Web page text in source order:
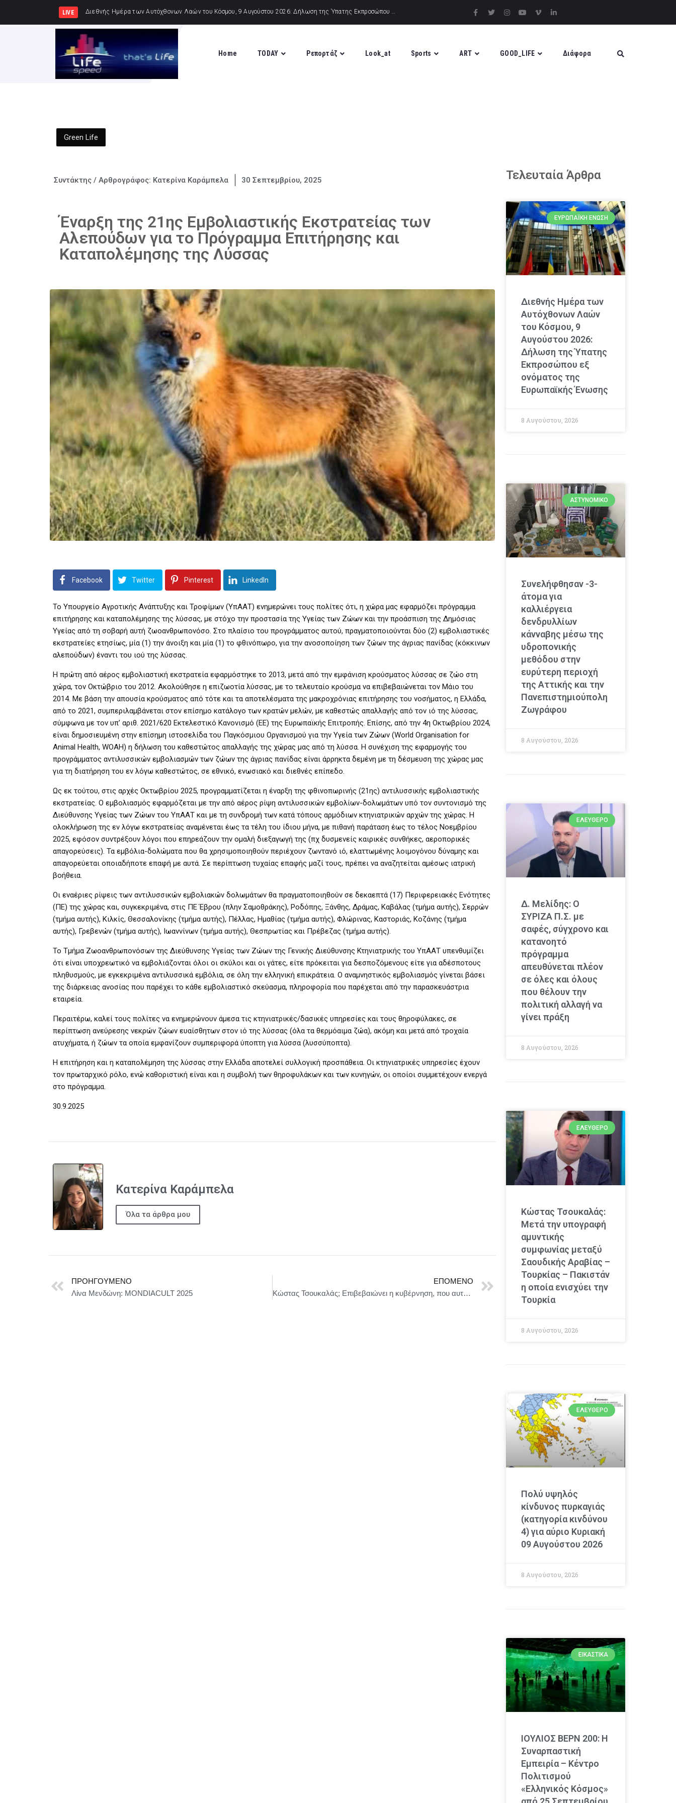
LIVE Συνελήφθησαν -3- άτο
Home TODAY Ρεπορτάζ Look_at Sports ART GOOD_LIFE Διάφορα
Green Life
Συντάκτης / Αρθρογράφος: Κατερίνα Καράμπελα 30 Σεπτεμβρίου, 2025
Έναρξη της 21ης Εμβολιαστικής Εκστρατείας των
Αλεπούδων για το Πρόγραμμα Επιτήρησης και
Καταπολέμησης της Λύσσας
Facebook Twitter Pinterest LinkedIn
Το Υπουργείο Αγροτικής Ανάπτυξης και Τροφίμων (ΥπΑΑΤ) ενημερώνει τους πολίτες ότι, η χώρα μας εφαρμόζει πρόγραμμα
επιτήρησης και καταπολέμησης της λύσσας, με στόχο την προστασία της Υγείας των Ζώων και την προάσπιση της Δημόσιας
Υγείας από τη σοβαρή αυτή ζωοανθρωπονόσο. Στο πλαίσιο του προγράμματος αυτού, πραγματοποιούνται δύο (2) εμβολιαστικές
εκστρατείες ετησίως, μία (1) την άνοιξη και μία (1) το φθινόπωρο, για την ανοσοποίηση των ζώων της άγριας πανίδας (κόκκινων
αλεπούδων) έναντι του ιού της λύσσας.
Η πρώτη από αέρος εμβολιαστική εκστρατεία εφαρμόστηκε το 2013, μετά από την εμφάνιση κρούσματος λύσσας σε ζώο στη
χώρα, τον Οκτώβριο του 2012. Ακολούθησε η επιζωοτία λύσσας, με το τελευταίο κρούσμα να επιβεβαιώνεται τον Μάιο του
2014. Με βάση την απουσία κρούσματος από τότε και τα αποτελέσματα της μακροχρόνιας επιτήρησης του νοσήματος, η Ελλάδα,
από το 2021, συμπεριλαμβάνεται στον επίσημο κατάλογο των κρατών μελών, με καθεστώς απαλλαγής από τον ιό της λύσσας,
σύμφωνα με τον υπ’ αριθ. 2021/620 Εκτελεστικό Κανονισμό (ΕΕ) της Ευρωπαϊκής Επιτροπής. Επίσης, από την 4η Οκτωβρίου 2024,
είναι δημοσιευμένη στην επίσημη ιστοσελίδα του Παγκόσμιου Οργανισμού για την Υγεία των Ζώων (World Organisation for
Animal Health, WOAH) η δήλωση του καθεστώτος απαλλαγής της χώρας μας από τη λύσσα. Η συνέχιση της εφαρμογής του
προγράμματος αντιλυσσικών εμβολιασμών των ζώων της άγριας πανίδας είναι άρρηκτα δεμένη με τη δέσμευση της χώρας μας
για τη διατήρηση του εν λόγω καθεστώτος, σε εθνικό, ενωσιακό και διεθνές επίπεδο.
Ως εκ τούτου, στις αρχές Οκτωβρίου 2025, προγραμματίζεται η έναρξη της φθινοπωρινής (21ης) αντιλυσσικής εμβολιαστικής
εκστρατείας. Ο εμβολιασμός εφαρμόζεται με την από αέρος ρίψη αντιλυσσικών εμβολίων-δολωμάτων υπό τον συντονισμό της
Διεύθυνσης Υγείας των Ζώων του ΥπΑΑΤ και με τη συνδρομή των κατά τόπους αρμόδιων κτηνιατρικών αρχών της χώρας. Η
ολοκλήρωση της εν λόγω εκστρατείας αναμένεται έως τα τέλη του ίδιου μήνα, με πιθανή παράταση έως το τέλος Νοεμβρίου
2025, εφόσον συντρέξουν λόγοι που επηρεάζουν την ομαλή διεξαγωγή της (πχ δυσμενείς καιρικές συνθήκες, αεροπορικές
απαγορεύσεις). Τα εμβόλια-δολώματα που θα χρησιμοποιηθούν περιέχουν ζωντανό ιό, ελαττωμένης λοιμογόνου δύναμης και
απαγορεύεται οποιαδήποτε επαφή με αυτά. Σε περίπτωση τυχαίας επαφής μαζί τους, πρέπει να αναζητείται αμέσως ιατρική
βοήθεια.
Οι εναέριες ρίψεις των αντιλυσσικών εμβολιακών δολωμάτων θα πραγματοποιηθούν σε δεκαεπτά (17) Περιφερειακές Ενότητες
(ΠΕ) της χώρας και, συγκεκριμένα, στις ΠΕ Έβρου (πλην Σαμοθράκης), Ροδόπης, Ξάνθης, Δράμας, Καβάλας (τμήμα αυτής), Σερρών
(τμήμα αυτής), Κιλκίς, Θεσσαλονίκης (τμήμα αυτής), Πέλλας, Ημαθίας (τμήμα αυτής), Φλώρινας, Καστοριάς, Κοζάνης (τμήμα
αυτής), Γρεβενών (τμήμα αυτής), Ιωαννίνων (τμήμα αυτής), Θεσπρωτίας και Πρέβεζας (τμήμα αυτής).
Το Τμήμα Ζωοανθρωπονόσων της Διεύθυνσης Υγείας των Ζώων της Γενικής Διεύθυνσης Κτηνιατρικής του ΥπΑΑΤ υπενθυμίζει
ότι είναι υποχρεωτικό να εμβολιάζονται όλοι οι σκύλοι και οι γάτες, είτε πρόκειται για δεσποζόμενους είτε για αδέσποτους
πληθυσμούς, με εγκεκριμένα αντιλυσσικά εμβόλια, σε όλη την ελληνική επικράτεια. Ο αναμνηστικός εμβολιασμός γίνεται βάσει
της διάρκειας ανοσίας που παρέχει το κάθε εμβολιαστικό σκεύασμα, πληροφορία που παρέχεται από την παρασκευάστρια
εταιρεία.
Περαιτέρω, καλεί τους πολίτες να ενημερώνουν άμεσα τις κτηνιατρικές/δασικές υπηρεσίες και τους θηροφύλακες, σε
περίπτωση ανεύρεσης νεκρών ζώων ευαίσθητων στον ιό της λύσσας (όλα τα θερμόαιμα ζώα), ακόμη και μετά από τροχαία
ατυχήματα, ή ζώων τα οποία εμφανίζουν συμπεριφορά ύποπτη για λύσσα (λυσσύποπτα).
Η επιτήρηση και η καταπολέμηση της λύσσας στην Ελλάδα αποτελεί συλλογική προσπάθεια. Οι κτηνιατρικές υπηρεσίες έχουν
τον πρωταρχικό ρόλο, ενώ καθοριστική είναι και η συμβολή των θηροφυλάκων και των κυνηγών, οι οποίοι συμμετέχουν ενεργά
στο πρόγραμμα.
30.9.2025
Κατερίνα Καράμπελα
Όλα τα άρθρα μου
ΠΡΟΗΓΟΎΜΕΝΟ
Λίνα Μενδώνη: MONDIACULT 2025
ΕΠΌΜΕΝΟ
Κώστας Τσουκαλάς; Επιβεβαιώνει η κυβέρνηση, που αυτοδιαφημίζεται ότι μειώνει τους φόρους,
Τελευταία Άρθρα
ΕΥΡΩΠΑΪΚΉ ΈΝΩΣΗ
Διεθνής Ημέρα των
Αυτόχθονων Λαών
του Κόσμου, 9
Αυγούστου 2026:
Δήλωση της Ύπατης
Εκπροσώπου εξ
ονόματος της
Ευρωπαϊκής Ένωσης
8 Αυγούστου, 2026
ΑΣΤΥΝΟΜΙΚΌ
Συνελήφθησαν -3-
άτομα για
καλλιέργεια
δενδρυλλίων
κάνναβης μέσω της
υδροπονικής
μεθόδου στην
ευρύτερη περιοχή
της Αττικής και την
Πανεπιστημιούπολη
Ζωγράφου
8 Αυγούστου, 2026
ΕΛΕΎΘΕΡΟ
Δ. Μελίδης: Ο
ΣΥΡΙΖΑ Π.Σ. με
σαφές, σύγχρονο και
κατανοητό
πρόγραμμα
απευθύνεται πλέον
σε όλες και όλους
που θέλουν την
πολιτική αλλαγή να
γίνει πράξη
8 Αυγούστου, 2026
ΕΛΕΎΘΕΡΟ
Κώστας Τσουκαλάς:
Μετά την υπογραφή
αμυντικής
συμφωνίας μεταξύ
Σαουδικής Αραβίας –
Τουρκίας – Πακιστάν
η οποία ενισχύει την
Τουρκία
8 Αυγούστου, 2026
ΕΛΕΎΘΕΡΟ
Πολύ υψηλός
κίνδυνος πυρκαγιάς
(κατηγορία κινδύνου
4) για αύριο Κυριακή
09 Αυγούστου 2026
8 Αυγούστου, 2026
ΕΙΚΑΣΤΙΚΆ
ΙΟΥΛΙΟΣ ΒΕΡΝ 200: Η
Συναρπαστική
Εμπειρία – Κέντρο
Πολιτισμού
«Ελληνικός Κόσμος»